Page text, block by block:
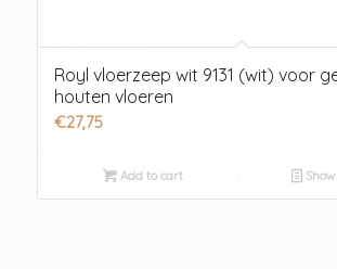
Royl vloerzeep wit 9131 (wit) voor
houten vloeren
€27,75
Add to cart